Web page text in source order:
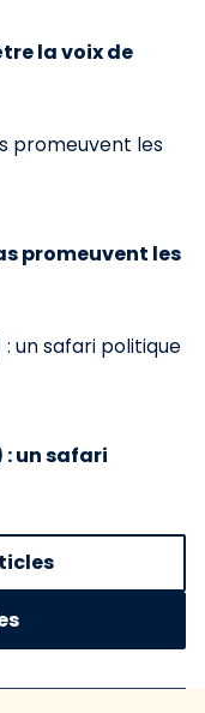
la voix de
promeuvent les
: un safari